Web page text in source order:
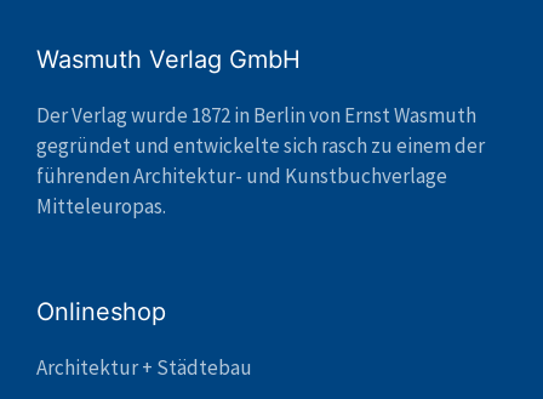
Wasmuth Verlag GmbH
Der Verlag wurde 1872 in Berlin von Ernst Wasmuth
gegründet und entwickelte sich rasch zu einem der
führenden Architektur- und Kunstbuchverlage
Mitteleuropas.
Onlineshop
Architektur + Städtebau